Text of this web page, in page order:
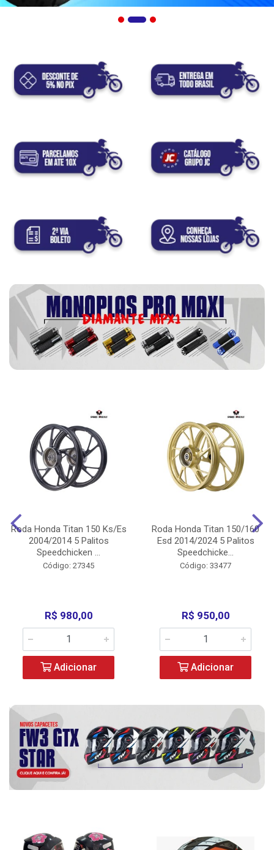
Roda Honda Titan 150 Ks/Es
2004/2014 5 Palitos
Speedchicken ...
Código: 27345
R$ 980,00
Adicionar
Roda Honda Titan 150/160
Esd 2014/2024 5 Palitos
Speedchicke...
Código: 33477
R$ 950,00
Adicionar